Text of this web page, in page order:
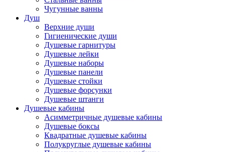
Чугунные ванны
Душ
Верхние души
Гигиенические души
Душевые гарнитуры
Душевые лейки
Душевые наборы
Душевые панели
Душевые стойки
Душевые форсунки
Душевые штанги
Душевые кабины
Асимметричные душевые кабины
Душевые боксы
Квадратные душевые кабины
Полукруглые душевые кабины